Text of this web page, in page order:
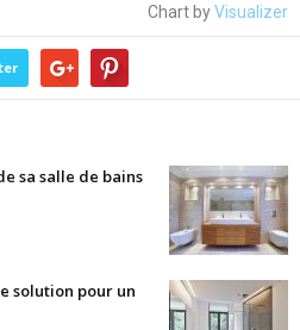
Chart byVisualizer
sa salle de bains
solution pour un